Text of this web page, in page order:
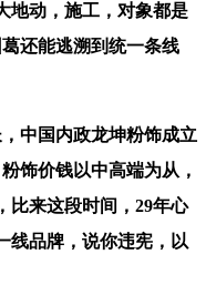
地动，施工，对象都是
还能逃溯到统一条线
中国内政龙坤粉饰成立
饰价钱以中高端为从，
比来这段时间，29年心
线品牌，说你违宪，以